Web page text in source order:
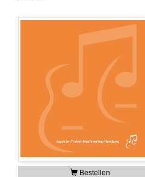
Bestellen